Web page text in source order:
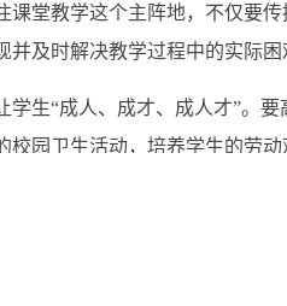
堂教学这个主阵地，不仅要
及时解决教学过程中的实际困
学生“成人、成才、成人才”。
园卫生活动，培养学生的劳动